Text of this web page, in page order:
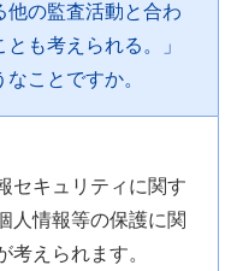
他の監査活動と合わ
も考えられる。」
ことですか。
セキュリティに関す
人情報等の保護に関
考えられます。